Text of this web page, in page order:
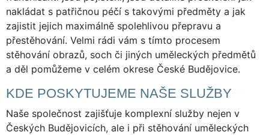
nakládat s patřičnou péčí s takovými předměty a jak
zajistit jejich maximálně spolehlivou přepravu a
přestěhování. Velmi rádi vám s tímto procesem
stěhování obrazů, soch či jiných uměleckých předmětů
a děl pomůžeme v celém okrese České Budějovice.
KDE POSKYTUJEME NAŠE SLUŽBY
Naše společnost zajišťuje komplexní služby nejen v
Českých Budějovicích, ale i při stěhování uměleckých